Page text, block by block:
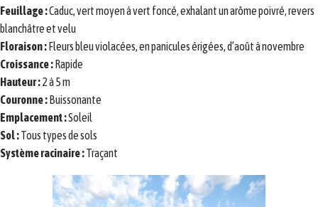
Feuillage :Caduc, vert moyen à vert foncé, exhalant un arôme poivré, revers
blanchâtre et velu
Floraison :Fleurs bleu violacées, en panicules érigées, d’août à novembre
Croissance :Rapide
Hauteur :2 à 5 m
Couronne :Buissonante
Emplacement :Soleil
Sol :Tous types de sols
Système racinaire :Traçant